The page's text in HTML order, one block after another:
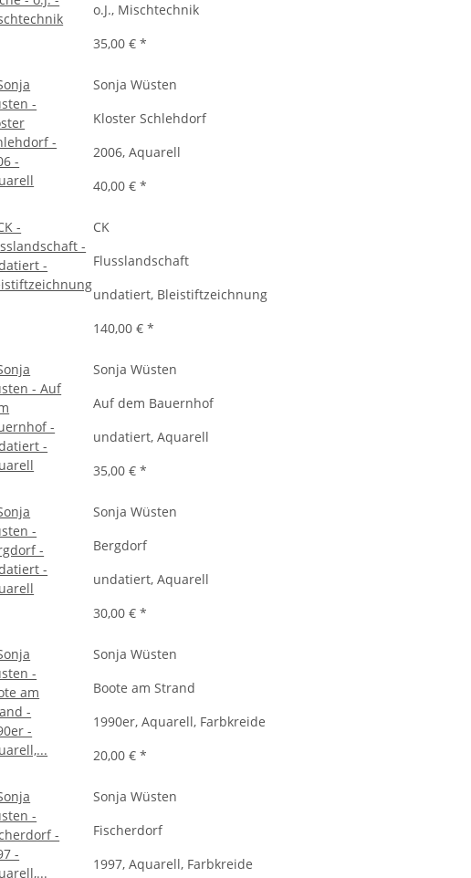
o.J., Mischtechnik
35,00 €*
Sonja Wüsten
Kloster Schlehdorf
2006, Aquarell
40,00 €*
CK
Flusslandschaft
undatiert, Bleistiftzeichnung
140,00 €*
Sonja Wüsten
Auf dem Bauernhof
undatiert, Aquarell
35,00 €*
Sonja Wüsten
Bergdorf
undatiert, Aquarell
30,00 €*
Sonja Wüsten
Boote am Strand
1990er, Aquarell, Farbkreide
20,00 €*
Sonja Wüsten
Fischerdorf
1997, Aquarell, Farbkreide